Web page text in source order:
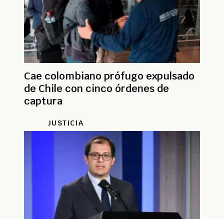
Cae colombiano prófugo expulsado
de Chile con cinco órdenes de
captura
JUSTICIA